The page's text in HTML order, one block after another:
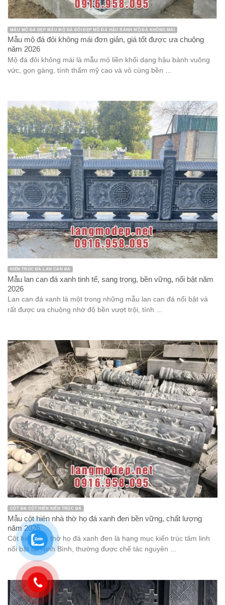
MẪU MỘ ĐÁ ĐẸP MẪU MỘ ĐÁ ĐÔI ĐẸP MỘ ĐÁ HẬU BÀNH MỘ ĐÁ KHÔNG MÁI
Mẫu mộ đá đôi không mái đơn giản, giá tốt được ưa chuộng
năm 2026
Mộ đá đôi không mái là mẫu mộ liền khối dạng hậu bành vuông
vức, gọn gàng, tính thẩm mỹ cao và vô cùng bền ...
KIẾN TRÚC ĐÁ LAN CAN ĐÁ
Mẫu lan can đá xanh tinh tế, sang trọng, bền vững, nổi bật năm
2026
Lan can đá xanh là một trong những mẫu lan can đá nổi bật và
rất được ưa chuộng nhờ độ bền vượt trội, tính ...
CỘT ĐÁ CỘT HIÊN KIẾN TRÚC ĐÁ
Mẫu cột hiên nhà thờ họ đá xanh đen bền vững, chất lượng
năm 2026
Cột hiên nhà thờ họ đá xanh đen là hạng mục kiến trúc tâm linh
nổi bật tại Ninh Bình, thường được chế tác nguyên ...